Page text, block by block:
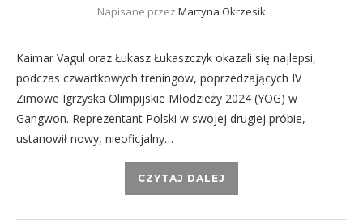
Napisane przez Martyna Okrzesik
Kaimar Vagul oraz Łukasz Łukaszczyk okazali się najlepsi,
podczas czwartkowych treningów, poprzedzających IV
Zimowe Igrzyska Olimpijskie Młodzieży 2024 (YOG) w
Gangwon. Reprezentant Polski w swojej drugiej próbie,
ustanowił nowy, nieoficjalny…
CZYTAJ DALEJ